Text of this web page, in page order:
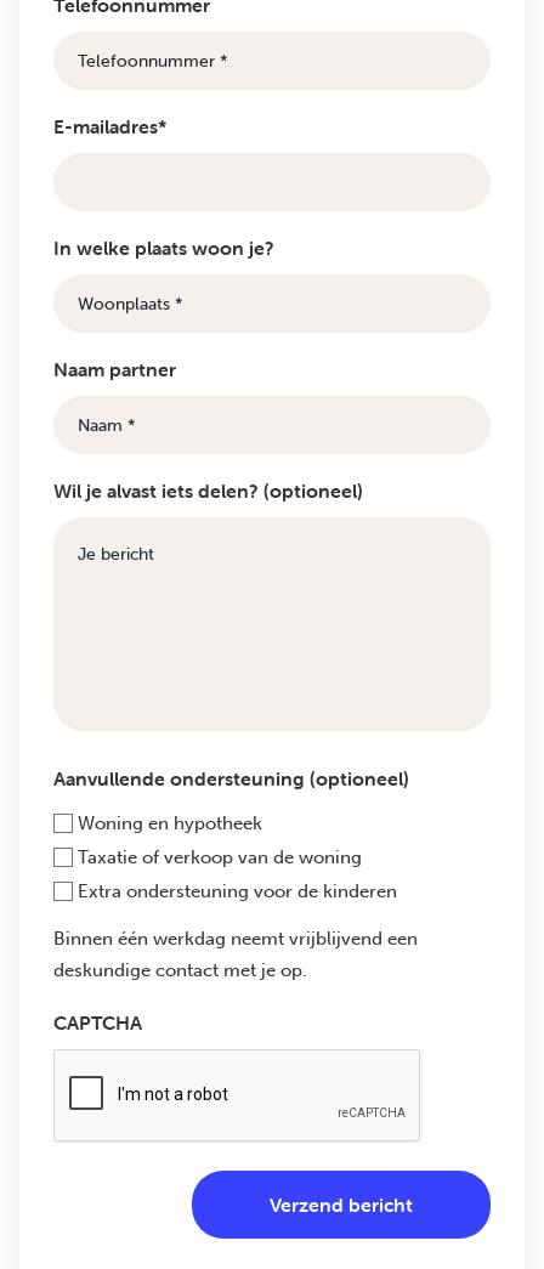
Telefoonnummer
E-mailadres*
In welke plaats woon je?
Naam partner
Wil je alvast iets delen? (optioneel)
Aanvullende ondersteuning (optioneel)
Woning en hypotheek
Taxatie of verkoop van de woning
Extra ondersteuning voor de kinderen
Binnen één werkdag neemt vrijblijvend een
deskundige contact met je op.
CAPTCHA